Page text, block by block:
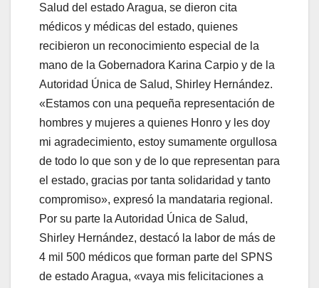
Salud del estado Aragua, se dieron cita
médicos y médicas del estado, quienes
recibieron un reconocimiento especial de la
mano de la Gobernadora Karina Carpio y de la
Autoridad Única de Salud, Shirley Hernández.
«Estamos con una pequeña representación de
hombres y mujeres a quienes Honro y les doy
mi agradecimiento, estoy sumamente orgullosa
de todo lo que son y de lo que representan para
el estado, gracias por tanta solidaridad y tanto
compromiso», expresó la mandataria regional.
Por su parte la Autoridad Única de Salud,
Shirley Hernández, destacó la labor de más de
4 mil 500 médicos que forman parte del SPNS
de estado Aragua, «vaya mis felicitaciones a